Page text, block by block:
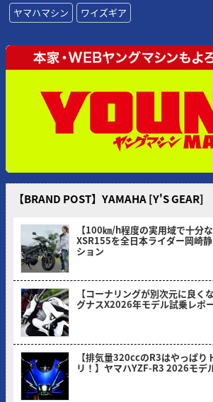
ヤマハマシン
ワイズギア
【BRAND POST】YAMAHA [Y'S GEAR]
【100㎞/h程度の実用域で十分
XSR155を全日本ライダー岡崎
ション
【コーナリングが別次元に良く
グナスX2026年モデル試乗レポ
【排気量320ccのR3はやっぱり
リ！】ヤマハYZF-R3 2026モデ